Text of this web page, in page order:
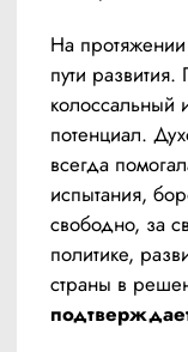
На
пути
колоссальный
потенциал.
всегда
испытания,
свободно, за
политике,
страны в